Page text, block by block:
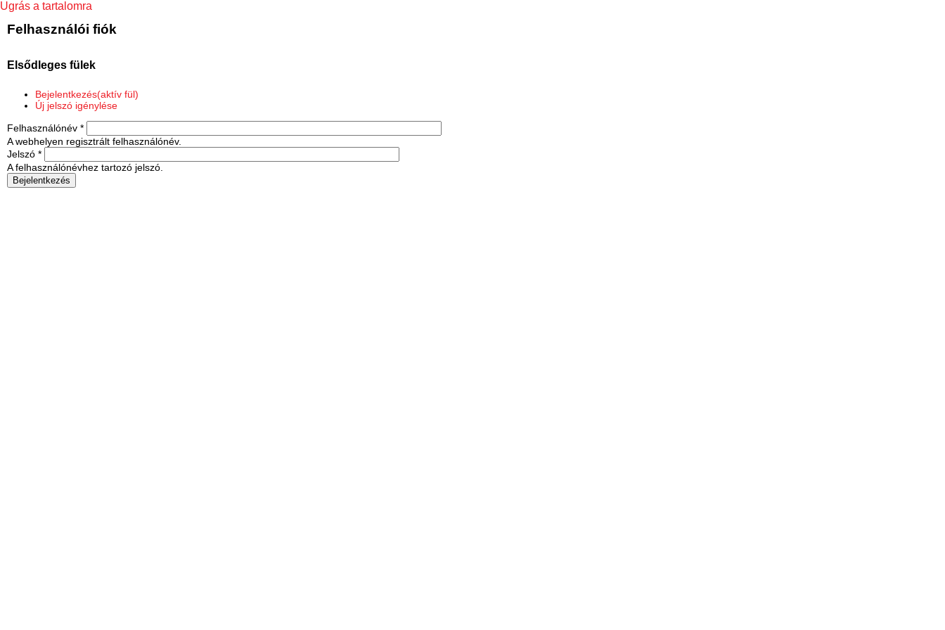
Ugrás a tartalomra
Felhasználói fiók
Elsődleges fülek
Bejelentkezés(aktív fül)
Új jelszó igénylése
Felhasználónév *
A webhelyen regisztrált felhasználónév.
Jelszó *
A felhasználónévhez tartozó jelszó.